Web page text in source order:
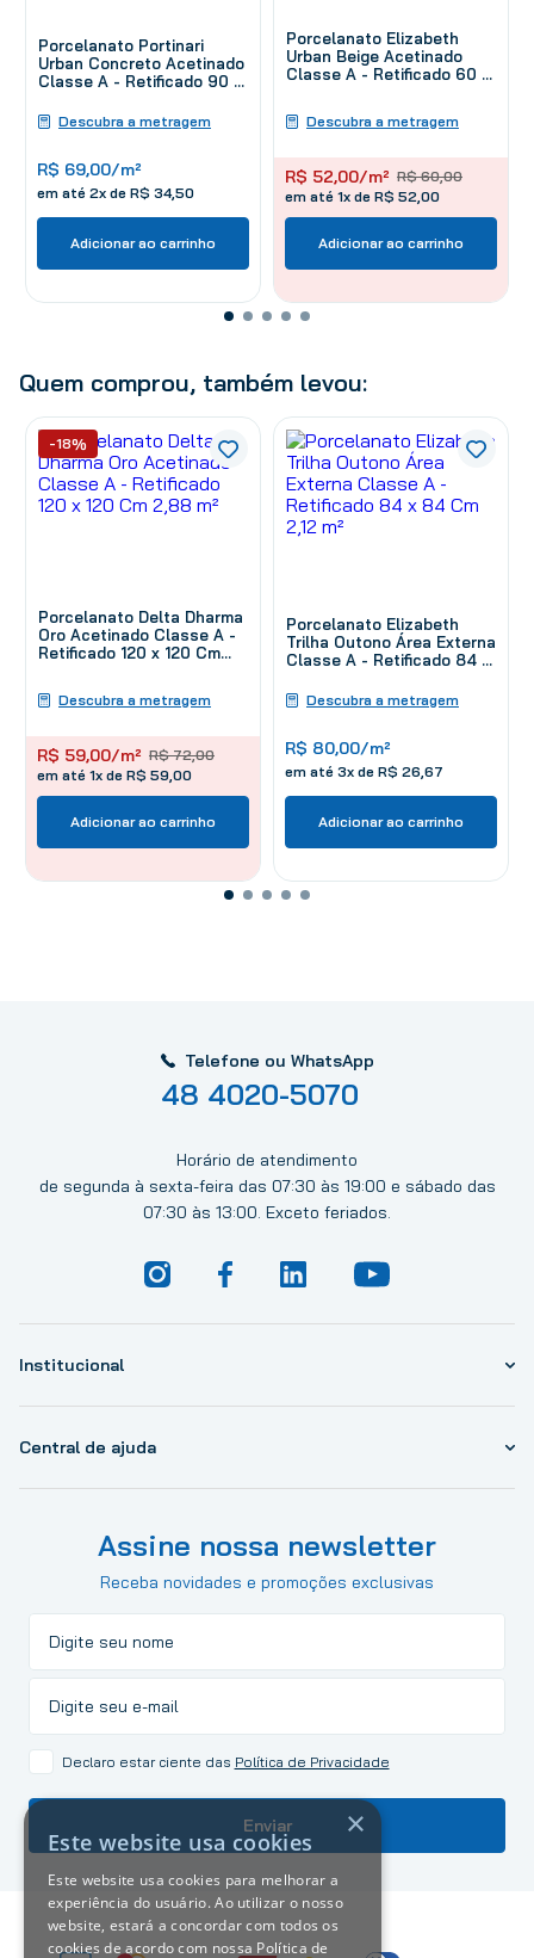
Porcelanato Portinari
Urban Concreto Acetinado
Classe A - Retificado 90 x
Descubra a metragem
R$ 69,00/m²
em até 2x de R$ 34,50
Adicionar ao carrinho
Porcelanato Elizabeth
Urban Beige Acetinado
Classe A - Retificado 60 x
Descubra a metragem
R$ 60,00
R$ 52,00/m²
em até 1x de R$ 52,00
Adicionar ao carrinho
Quem comprou, também levou:
Porcelanato Delta Dharma
Oro Acetinado Classe A -
Retificado 120 x 120 Cm
Descubra a metragem
R$ 72,00
R$ 59,00/m²
em até 1x de R$ 59,00
-18%
Adicionar ao carrinho
Porcelanato Elizabeth
Trilha Outono Área Externa
Classe A - Retificado 84 x
Descubra a metragem
R$ 80,00/m²
em até 3x de R$ 26 67
Adicionar ao carrinho
Telefone ou WhatsApp
48 4020-5070
Horário de atendimento
de segunda à sexta-feira das 07:30 às 19:00 e sábado das
07:30 às 13:00. Exceto feriados.
Institucional
Central de ajuda
Assine nossa newsletter
Receba novidades e promoções exclusivas
Declaro estar ciente das Política de Privacidade
Enviar ×
Este website usa cookies
Este website usa cookies para melhorar a
experiência do usuário. Ao utilizar o nosso
website, estará a concordar com todos os
cookies de acordo com nossa Política de